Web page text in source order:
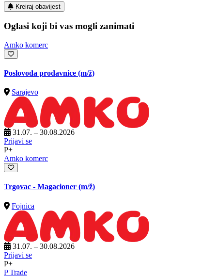
Kreiraj obavijest
Oglasi koji bi vas mogli zanimati
Amko komerc
Poslovođa prodavnice (m/ž)
Sarajevo
31.07. – 30.08.2026
Prijavi se
P+
Amko komerc
Trgovac - Magacioner (m/ž)
Fojnica
31.07. – 30.08.2026
Prijavi se
P+
P Trade